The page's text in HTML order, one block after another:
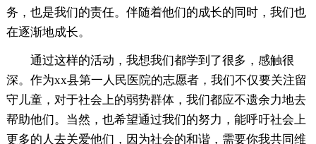
务，也是我们的责任。伴随着他们的成长的同时，我们也
在逐渐地成长。
通过这样的活动，我想我们都学到了很多，感触很
深。作为xx县第一人民医院的志愿者，我们不仅要关注留
守儿童，对于社会上的弱势群体，我们都应不遗余力地去
帮助他们。当然，也希望通过我们的努力，能呼吁社会上
更多的人去关爱他们，因为社会的和谐，需要你我共同维